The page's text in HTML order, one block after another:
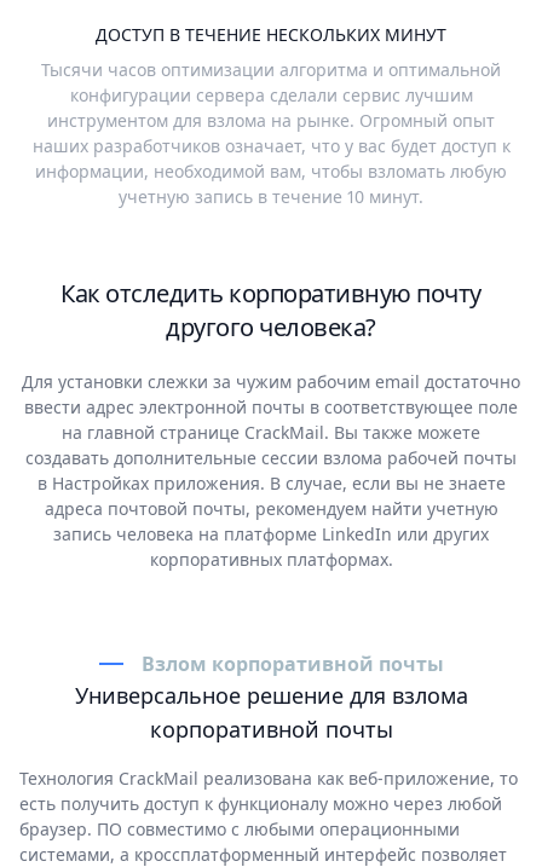
ДОСТУП В ТЕЧЕНИЕ НЕСКОЛЬКИХ МИНУТ
Тысячи часов оптимизации алгоритма и оптимальной
конфигурации сервера сделали сервис лучшим
инструментом для взлома на рынке. Огромный опыт
наших разработчиков означает, что у вас будет доступ к
информации, необходимой вам, чтобы взломать любую
учетную запись в течение 10 минут.
Как отследить корпоративную почту
другого человека?
Для установки слежки за чужим рабочим email достаточно
ввести адрес электронной почты в соответствующее поле
на главной странице CrackMail. Вы также можете
создавать дополнительные сессии взлома рабочей почты
в Настройках приложения. В случае, если вы не знаете
адреса почтовой почты, рекомендуем найти учетную
запись человека на платформе LinkedIn или других
корпоративных платформах.
Взлом корпоративной почты
Универсальное решение для взлома
корпоративной почты
Технология CrackMail реализована как веб-приложение, то
есть получить доступ к функционалу можно через любой
браузер. ПО совместимо с любыми операционными
системами, а кроссплатформенный интерфейс позволяет